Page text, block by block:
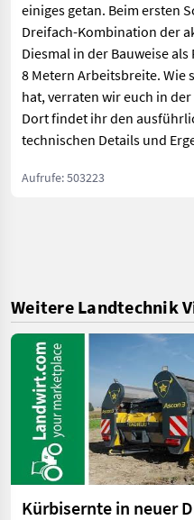
einiges getan. Beim ersten
Dreifach-Kombination der
Diesmal in der Bauweise
8 Metern Arbeitsbreite. Wie
hat, verraten wir euch in der
Dort findet ihr den
technischen Details und
Aufrufe: 503223
Weitere Landtechnik